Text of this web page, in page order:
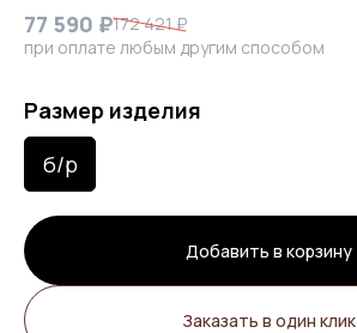
77 590 ₽172 421 ₽
при оплате любым другим способом
Размер изделия
б/р
Добавить в корзину
Заказать в один клик